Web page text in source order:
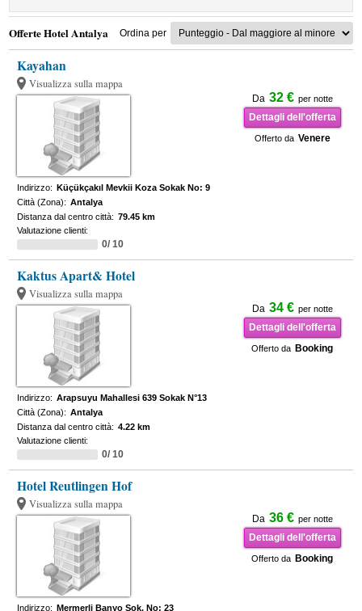
Offerte Hotel Antalya Ordina per
Kayahan
Visualizza sulla mappa
Da 32 € per notte
Dettagli dell'offerta
Offerto da Venere
Indirizzo: Küçükçakıl Mevkii Koza Sokak No: 9
Città (Zona): Antalya
Distanza dal centro città: 79.45 km
Valutazione clienti:
0/ 10
Kaktus Apart& Hotel
Visualizza sulla mappa
Da 34 € per notte
Dettagli dell'offerta
Offerto da Booking
Indirizzo: Arapsuyu Mahallesi 639 Sokak N°13
Città (Zona): Antalya
Distanza dal centro città: 4.22 km
Valutazione clienti:
0/ 10
Hotel Reutlingen Hof
Visualizza sulla mappa
Da 36 € per notte
Dettagli dell'offerta
Offerto da Booking
Indirizzo: Mermerli Banyo Sok. No: 23